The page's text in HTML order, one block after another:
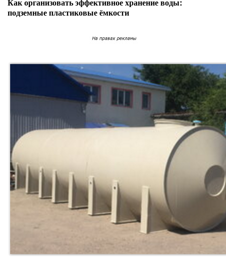
подземные пластиковые ёмкости